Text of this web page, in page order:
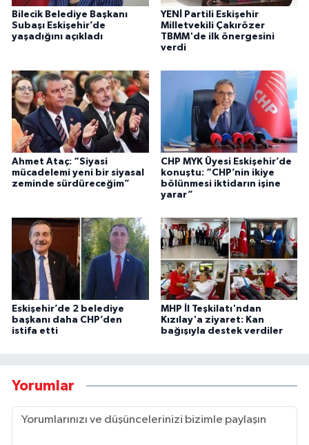
Bilecik Belediye Başkanı
Subaşı Eskişehir’de
yaşadığını açıkladı
YENİ Partili Eskişehir
Milletvekili Çakırözer
TBMM'de ilk önergesini
verdi
Ahmet Ataç: “Siyasi
mücadelemi yeni bir siyasal
zeminde sürdüreceğim”
CHP MYK Üyesi Eskişehir’de
konuştu: “CHP’nin ikiye
bölünmesi iktidarın işine
yarar”
Eskişehir’de 2 belediye
başkanı daha CHP’den
istifa etti
MHP İl Teşkilatı'ndan
Kızılay'a ziyaret: Kan
bağışıyla destek verdiler
Yorumlar